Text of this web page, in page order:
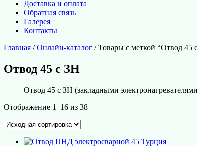
Доставка и оплата
Обратная связь
Галерея
Контакты
Главная /Онлайн-каталог / Товары с меткой “Отвод 45
Отвод 45 с ЗН
Отвод 45 с ЗН (закладными
Отображение 1–16 из 38